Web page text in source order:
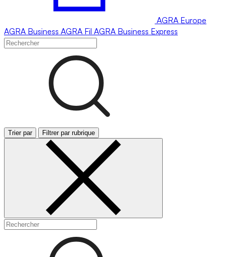
AGRA Europe
AGRA Business AGRA Fil AGRA Business Express
Trier par Filtrer par rubrique